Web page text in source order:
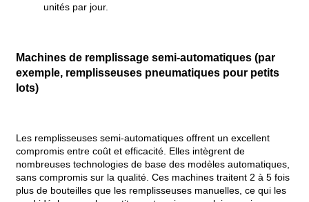
unités par jour.
Machines de remplissage semi-automatiques (par
exemple, remplisseuses pneumatiques pour petits
lots)
Les remplisseuses semi-automatiques offrent un excellent
compromis entre coût et efficacité. Elles intègrent de
nombreuses technologies de base des modèles automatiques,
sans compromis sur la qualité. Ces machines traitent 2 à 5 fois
plus de bouteilles que les remplisseuses manuelles, ce qui les